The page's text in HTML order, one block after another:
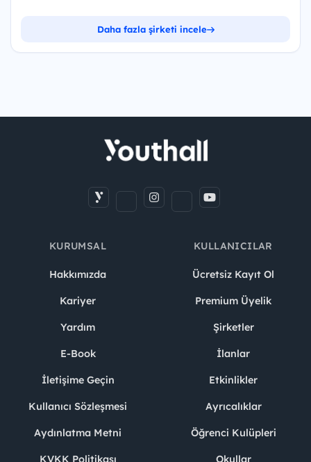
Daha fazla şirketi incele
KURUMSAL
Hakkımızda
Kariyer
Yardım
E-Book
İletişime Geçin
Kullanıcı Sözleşmesi
Aydınlatma Metni
KVKK Politikası
KULLANICILAR
Ücretsiz Kayıt Ol
Premium Üyelik
Şirketler
İlanlar
Etkinlikler
Ayrıcalıklar
Öğrenci Kulüpleri
Okullar